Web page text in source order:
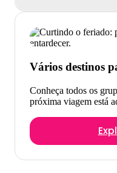
Vários destinos
Conheça todos os
próxima viagem está